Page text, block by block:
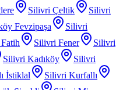
Silivri Çeltik
Silivri
Fevzipaşa
Silivri
Silivri Fener
Silivri
Silivri Kadıköy
Silivri
İstiklal
Silivri Kurfallı